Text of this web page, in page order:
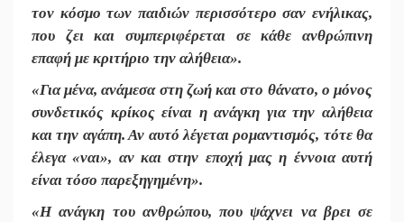
τον κόσμο των παιδιών περισσότερο σαν ενήλικας,
που ζει και συμπεριφέρεται σε κάθε ανθρώπινη
επαφή με κριτήριο την αλήθεια».
«Για μένα, ανάμεσα στη ζωή και στο θάνατο, ο μόνος
συνδετικός κρίκος είναι η ανάγκη για την αλήθεια
και την αγάπη. Αν αυτό λέγεται ρομαντισμός, τότε θα
έλεγα «ναι», αν και στην εποχή μας η έννοια αυτή
είναι τόσο παρεξηγημένη».
«Η ανάγκη του ανθρώπου, που ψάχνει να βρει σε